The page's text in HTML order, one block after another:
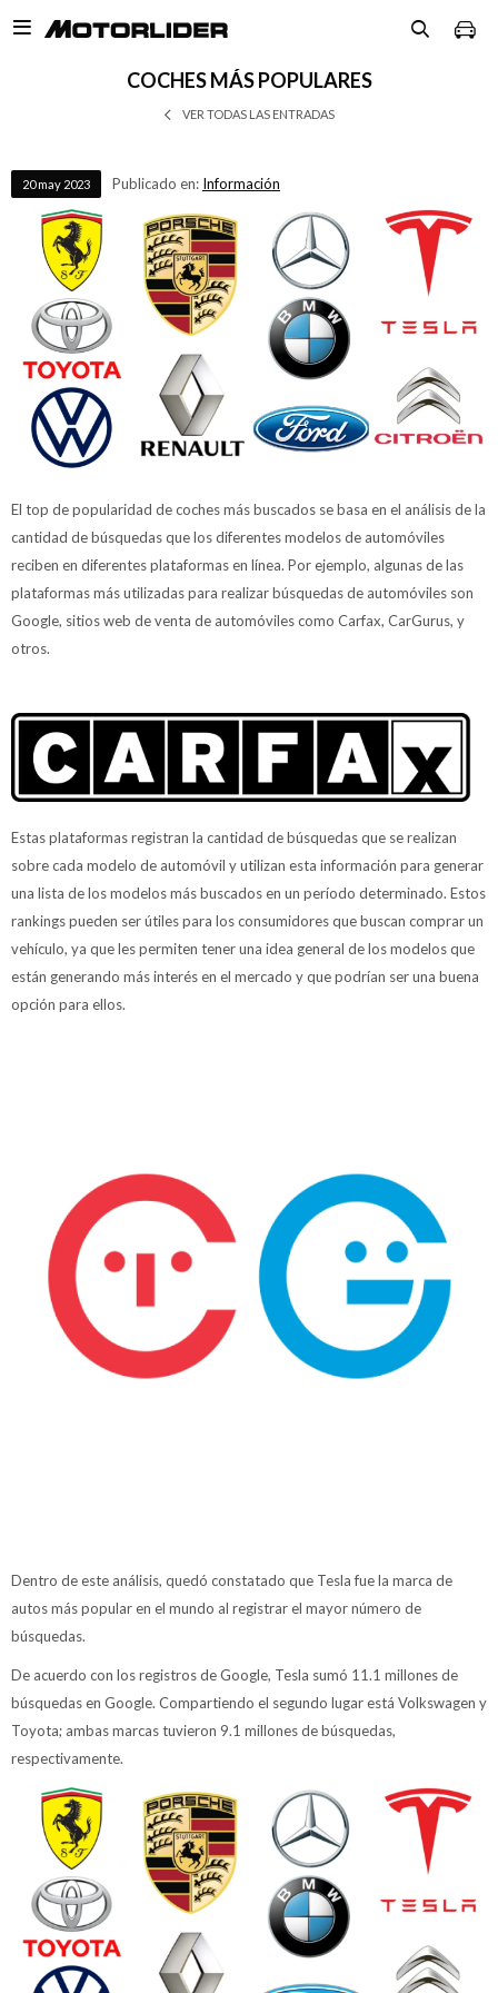

COCHES MÁS POPULARES
VER TODAS LAS ENTRADAS
20 may 2023 Publicado en: Información
El top de popularidad de coches más buscados se basa en el análisis de la
cantidad de búsquedas que los diferentes modelos de automóviles
reciben en diferentes plataformas en línea. Por ejemplo, algunas de las
plataformas más utilizadas para realizar búsquedas de automóviles son
Google, sitios web de venta de automóviles como Carfax, CarGurus, y
otros.
Estas plataformas registran la cantidad de búsquedas que se realizan
sobre cada modelo de automóvil y utilizan esta información para generar
una lista de los modelos más buscados en un período determinado. Estos
rankings pueden ser útiles para los consumidores que buscan comprar un
vehículo, ya que les permiten tener una idea general de los modelos que
están generando más interés en el mercado y que podrían ser una buena
opción para ellos.
Dentro de este análisis, quedó constatado que Tesla fue la marca de
autos más popular en el mundo al registrar el mayor número de
búsquedas.
De acuerdo con los registros de Google, Tesla sumó 11.1 millones de
búsquedas en Google. Compartiendo el segundo lugar está Volkswagen y
Toyota; ambas marcas tuvieron 9.1 millones de búsquedas,
respectivamente.